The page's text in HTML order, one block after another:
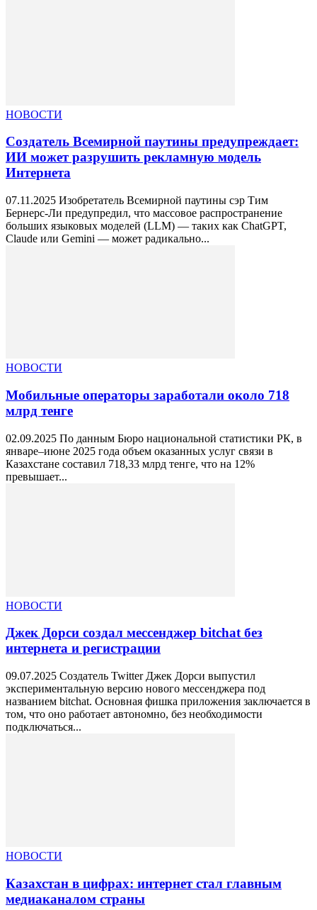
НОВОСТИ
Создатель Всемирной паутины предупреждает:
ИИ может разрушить рекламную модель
Интернета
07.11.2025 Изобретатель Всемирной паутины сэр Тим
Бернерс-Ли предупредил, что массовое распространение
больших языковых моделей (LLM) — таких как ChatGPT,
Claude или Gemini — может радикально...
НОВОСТИ
Мобильные операторы заработали около 718
млрд тенге
02.09.2025 По данным Бюро национальной статистики РК, в
январе–июне 2025 года объем оказанных услуг связи в
Казахстане составил 718,33 млрд тенге, что на 12%
превышает...
НОВОСТИ
Джек Дорси создал мессенджер bitchat без
интернета и регистрации
09.07.2025 Создатель Twitter Джек Дорси выпустил
экспериментальную версию нового мессенджера под
названием bitchat. Основная фишка приложения заключается в
том, что оно работает автономно, без необходимости
подключаться...
НОВОСТИ
Казахстан в цифрах: интернет стал главным
медиаканалом страны